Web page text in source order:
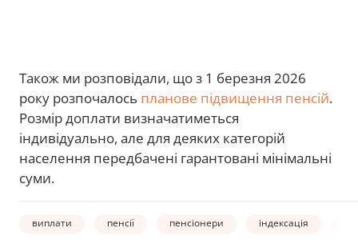
Також ми розповідали, що з 1 березня 2026
року розпочалось планове підвищення пенсій.
Розмір доплати визначатиметься
індивідуально, але для деяких категорій
населення передбачені гарантовані мінімальні
суми.
виплати пенсії пенсіонери індексація